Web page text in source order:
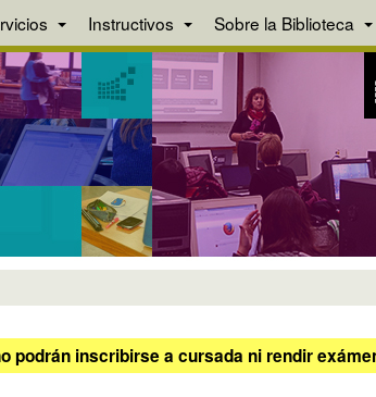
Instructivos Sobre la Biblioteca
podrán inscribirse a cursada ni rendir